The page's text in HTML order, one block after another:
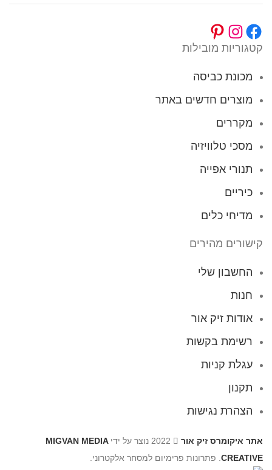
קטגוריות מובילות
מכונת כביסה
מוצרים חדשים באתר
מקררים
מסכי טלוויזיה
תנורי אפייה
כיריים
מדיחי כלים
קישורים מהירים
החשבון שלי
חנות
אודות זיק אור
רשימת בקשות
עגלת קניות
תקנון
הצהרת נגישות
אתר איקומרס זיק אור
MIGVAN MEDIA
CREATIVE . פתרונות פרימיום למסחר אלקטרוני.